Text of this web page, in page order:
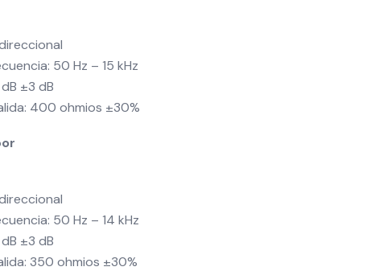
50 Hz – 15 kHz
±3 dB
400 ohmios ±30%
50 Hz – 14 kHz
±3 dB
350 ohmios ±30%